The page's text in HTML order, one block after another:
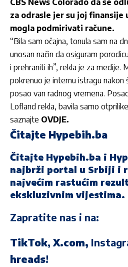
za odrasle jer su joj finansije
mogla podmirivati račune.
“Bila sam očajna, tonula sam na
unosan način da osiguram
i prehraniti ih”, rekla je za medije.
pokrenuo je internu istragu nakon
posao van radnog vremena.
Lofland rekla, bavila samo
saznajte OVDJE.
Čitajte Hypebih.ba
Čitajte Hypebih.ba i
najbrži portal u Srbiji i
najvećim rastućim
ekskluzivnim vijestima.
Zapratite nas i na:
TikTok, X.com,
hreads!